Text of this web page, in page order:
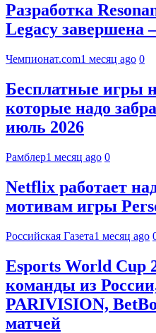
Разработка
Legacy завершена
Чемпионат.com1 месяц ago 0
Бесплатные игры
которые надо
июль 2026
Рамблер1 месяц ago 0
Netflix работает
мотивам игры
Российская Газета1 месяц ago
Esports World Cup
команды из
PARIVISION,
матчей